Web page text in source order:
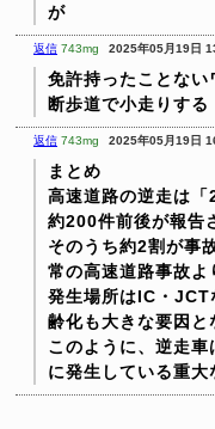
が
返信 743mg 2025年05月19日
免許持ったことな
断歩道で小走りする
返信 743mg 2025年05月19日
まとめ
高速道路の逆走は
約200件前後が報告
そのうち約2割が事
常の高速道路事故よ
発生場所はIC・JCT
齢化も大きな要因と
このように、逆走
に発生している重大